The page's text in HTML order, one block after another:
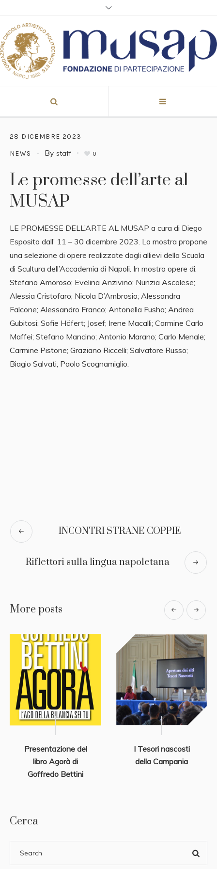
28 DICEMBRE 2023
NEWS By staff 0
Le promesse dell’arte al
MUSAP
LE PROMESSE DELL’ARTE AL MUSAP a cura di Diego
Esposito dall’ 11 – 30 dicembre 2023. La mostra propone
una selezione di opere realizzate dagli allievi della Scuola
di Scultura dell’Accademia di Napoli. In mostra opere di:
Stefano Amoroso; Evelina Anzivino; Nunzia Ascolese;
Alessia Cristofaro; Nicola D’Ambrosio; Alessandra
Falcone; Alessandro Franco; Antonella Fusha; Andrea
Gubitosi; Sofie Höfert; Josef; Irene Macalli; Carmine Carlo
Maffei; Stefano Mancino; Antonio Marano; Carlo Menale;
Carmine Pistone; Graziano Riccelli; Salvatore Russo;
Biagio Salvati; Paolo Scognamiglio.
INCONTRI STRANE COPPIE
Riflettori sulla lingua napoletana
More posts
Presentazione del
libro Agorà di
Goffredo Bettini
I Tesori nascosti
della Campania
Cerca